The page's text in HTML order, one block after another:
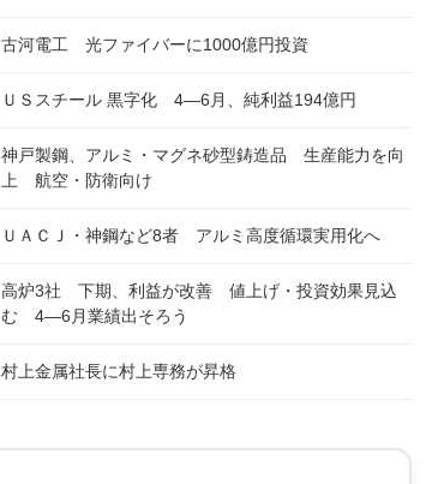
古河電工 光ファイバーに1000億円投資
ＵＳスチール 黒字化 4―6月、純利益194億円
神戸製鋼、アルミ・マグネ砂型鋳造品 生産能力を向
上 航空・防衛向け
ＵＡＣＪ・神鋼など8者 アルミ高度循環実用化へ
高炉3社 下期、利益が改善 値上げ・投資効果見込
む 4―6月業績出そろう
村上金属社長に村上専務が昇格